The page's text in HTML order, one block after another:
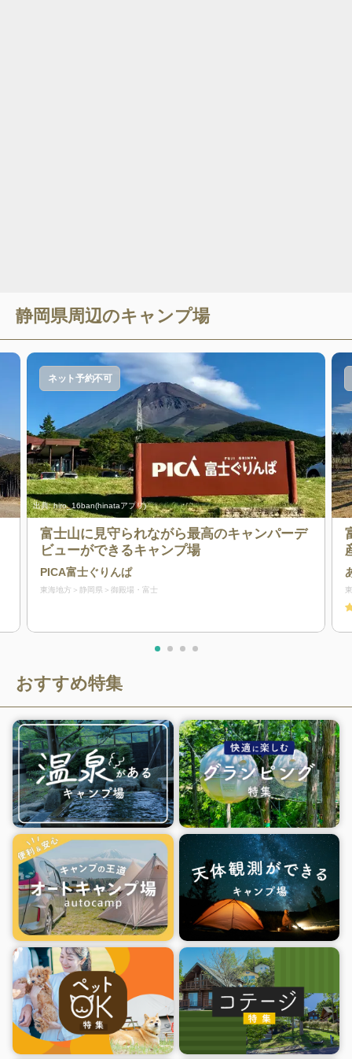
静岡県周辺のキャンプ場
出典:hiro_16ban(hinataアプリ)
ネット予約不可
富士山に見守られながら最高のキャンパーデ
ビューができるキャンプ場
PICA富士ぐりんぱ
東海地方 静岡県 御殿場・富士
おすすめ特集